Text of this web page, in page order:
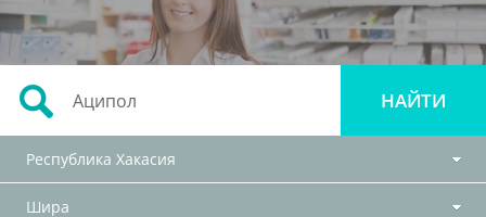
Республика Хакасия
Шира